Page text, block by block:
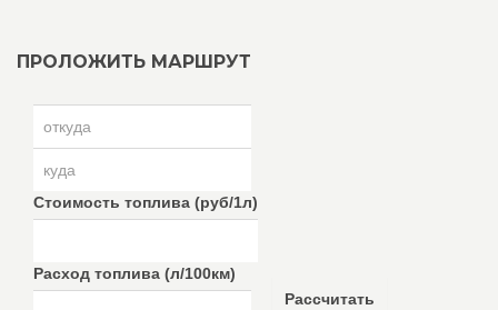
ПРОЛОЖИТЬ МАРШРУТ
Стоимость топлива (руб/1л)
Расход топлива (л/100км)
Рассчитать